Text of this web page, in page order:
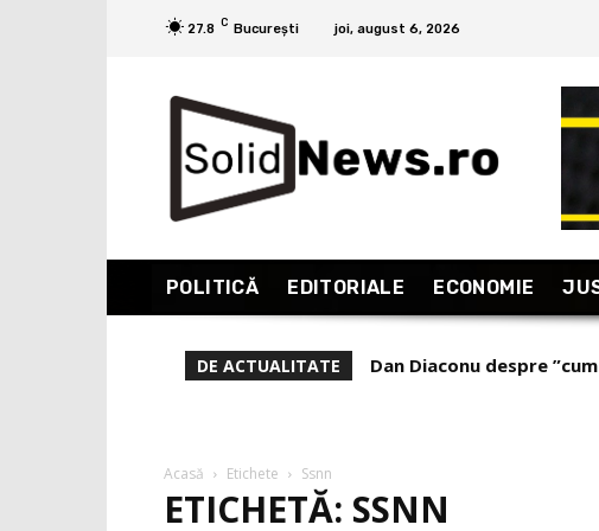
27.8 C București joi, august 6, 2026
POLITICĂ EDITORIALE ECONOMIE
DE ACTUALITATE Dan Diaconu despre
Liviu Alexa lansează
Acasă Etichete Ssnn
ETICHETĂ: SSNN